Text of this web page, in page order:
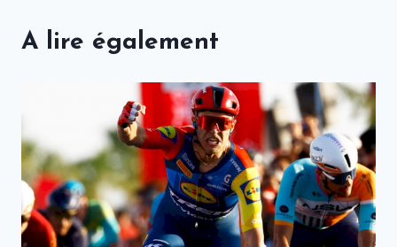
A lire également